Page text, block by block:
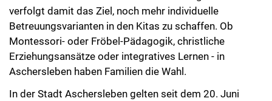
verfolgt damit das Ziel, noch mehr individuelle
Betreuungsvarianten in den Kitas zu schaffen. Ob
Montessori- oder Fröbel-Pädagogik, christliche
Erziehungsansätze oder integratives Lernen - in
Aschersleben haben Familien die Wahl.
In der Stadt Aschersleben gelten seit dem 20. Juni